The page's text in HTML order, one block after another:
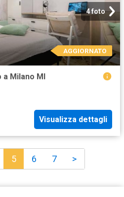
4 foto
AGGIORNATO
Milano MI
Visualizza dettagli
5 6 7 >